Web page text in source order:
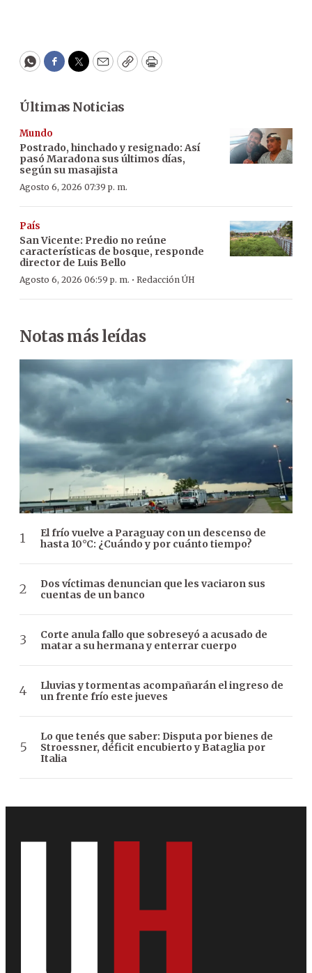
WhatsApp
Facebook
Twitter
EmailCopyPrint
Últimas Noticias
Mundo
Postrado, hinchado y resignado: Así
pasó Maradona sus últimos días,
según su masajista
Agosto 6, 2026 07:39 p. m.
País
San Vicente: Predio no reúne
características de bosque, responde
director de Luis Bello
Agosto 6, 2026 06:59 p. m. · Redacción ÚH
Notas más leídas
El frío vuelve a Paraguay con un descenso de
hasta 10°C: ¿Cuándo y por cuánto tiempo?
Dos víctimas denuncian que les vaciaron sus
cuentas de un banco
Corte anula fallo que sobreseyó a acusado de
matar a su hermana y enterrar cuerpo
Lluvias y tormentas acompañarán el ingreso de
un frente frío este jueves
Lo que tenés que saber: Disputa por bienes de
Stroessner, déficit encubierto y Bataglia por
Italia